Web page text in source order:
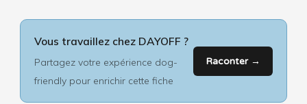
Vous travaillez chez DAYOFF ?
Partagez votre expérience dog-
friendly pour enrichir cette fiche
Raconter →